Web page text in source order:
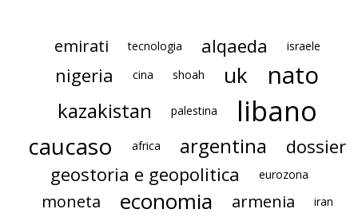
emirati tecnologia alqaeda israele
nigeria cina shoah uk nato
kazakistan palestina libano
caucaso africa argentina
dossier
geostoria e geopolitica
eurozona
moneta economia armenia iran